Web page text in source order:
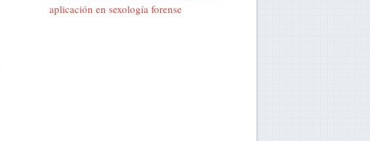
aplicación en sexología forense